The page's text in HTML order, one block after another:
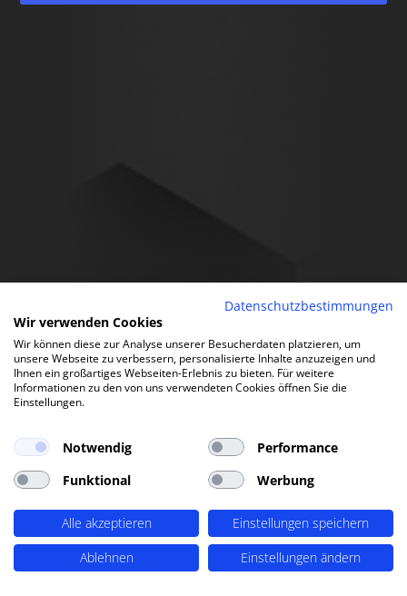
Datenschutzbestimmungen
Wir verwenden Cookies
Wir können diese zur Analyse unserer Besucherdaten platzieren, um
unsere Webseite zu verbessern, personalisierte Inhalte anzuzeigen und
Ihnen ein großartiges Webseiten-Erlebnis zu bieten. Für weitere
Informationen zu den von uns verwendeten Cookies öffnen Sie die
Einstellungen.
Notwendig
Performance
Funktional
Werbung
Alle akzeptieren
Einstellungen speichern
Ablehnen
Einstellungen ändern